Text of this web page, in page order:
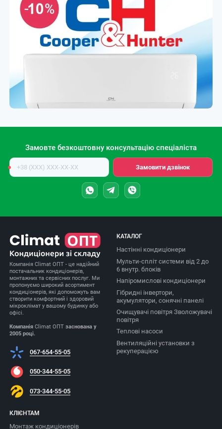
Замовте безкоштовну консультацію спеціаліста
Номер
телефону
Замовити дзвінок
Компанія Climat ОПТ - це надійний
постачальник кондиціонерів,
монтажних та сервісних послуг. Ми
пропонуємо широкий асортимент
кондиціонерів, які допоможуть вам
створити комфортний і здоровий
мікроклімат у вашому будинку або
офісі.
Компанія Climat ОПТзаснована у
2005 році.
067-654-55-05
050-344-55-05
073-344-55-05
КАТАЛОГ
Настінні кондиціонери
Мульти-спліт системи від 2 до
6 внутр. блоків
Напіромислові кондиціонери
Гібридні інвертори,
акумулятори, сонячні панелі
Очищувачі повітря Зволожувачі
повітря
Теплові насоси
Вентиляційні установки з
рекуперацією
КЛІЄНТАМ
Монтаж кондиціонерів